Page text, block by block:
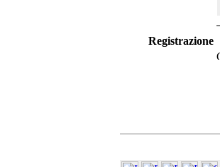
Registrazione